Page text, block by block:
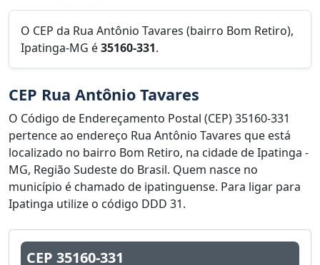
O CEP da Rua Antônio Tavares (bairro Bom Retiro),
Ipatinga-MG é35160-331.
CEP Rua Antônio Tavares
O Código de Endereçamento Postal (CEP) 35160-331
pertence ao endereço Rua Antônio Tavares que está
localizado no bairro Bom Retiro, na cidade de Ipatinga -
MG, Região Sudeste do Brasil. Quem nasce no
município é chamado de ipatinguense. Para ligar para
Ipatinga utilize o código DDD 31.
CEP 35160-331